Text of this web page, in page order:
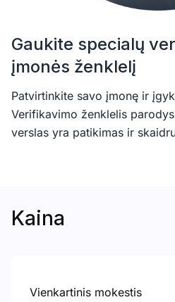
Gaukite specialų
įmonės ženklelį
Patvirtinkite savo įmonę ir
Verifikavimo ženklelis
verslas yra patikimas ir
Kaina
Vienkartinis mokestis